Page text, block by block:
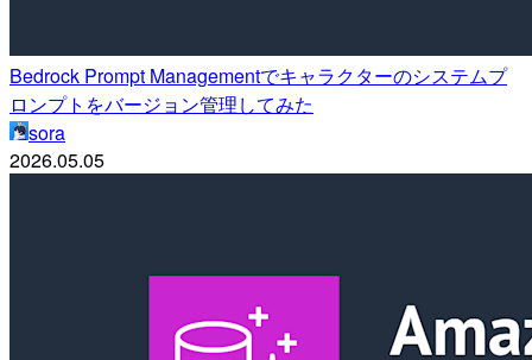
Bedrock Prompt Managementでキャラクターのシステムプ
ロンプトをバージョン管理してみた
sora
2026.05.05